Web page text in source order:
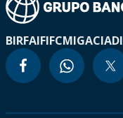
BIRFAIFIFCMIGACIADI